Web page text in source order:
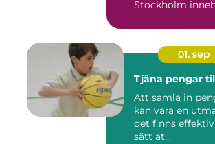
Stockholm
01. sep
Tjäna pengar
Att samla in
kan vara en
det finns
sätt at...